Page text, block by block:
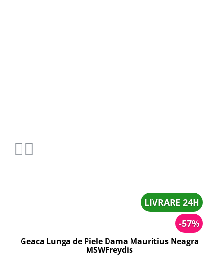
LIVRARE 24H
-57%
Geaca Lunga de Piele Dama Mauritius Neagra
MSWFreydis